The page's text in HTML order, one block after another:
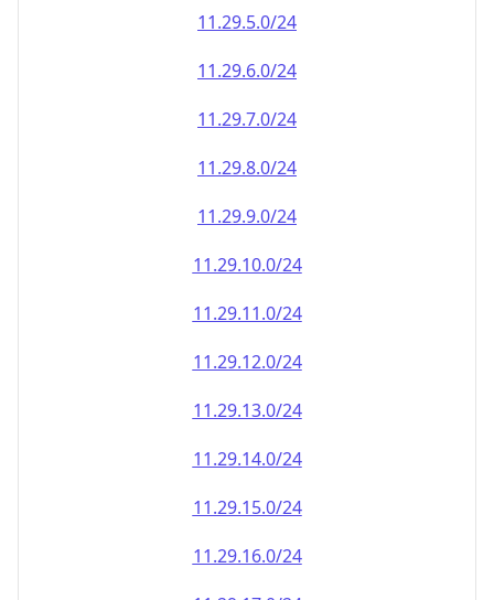
11.29.5.0/24
11.29.6.0/24
11.29.7.0/24
11.29.8.0/24
11.29.9.0/24
11.29.10.0/24
11.29.11.0/24
11.29.12.0/24
11.29.13.0/24
11.29.14.0/24
11.29.15.0/24
11.29.16.0/24